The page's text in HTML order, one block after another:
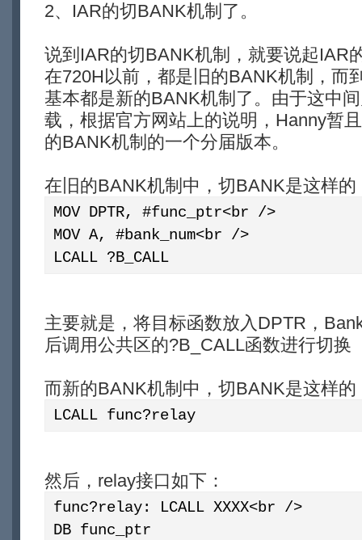
2、IAR的切BANK机制了。
说到IAR的切BANK机制，就要说起IAR
在720H以前，都是旧的BANK机制，而
基本都是新的BANK机制了。由于这中
载，根据官方网站上的说明，Hanny暂
的BANK机制的一个分届版本。
在旧的BANK机制中，切BANK是这样的
MOV DPTR, #func_ptr<br />
MOV A, #bank_num<br />
LCALL ?B_CALL
主要就是，将目标函数放入DPTR，
后调用公共区的?B_CALL函数进行切换
而新的BANK机制中，切BANK是这样的
LCALL func?relay
然后，relay接口如下：
func?relay: LCALL XXXX<br />
DB func_ptr